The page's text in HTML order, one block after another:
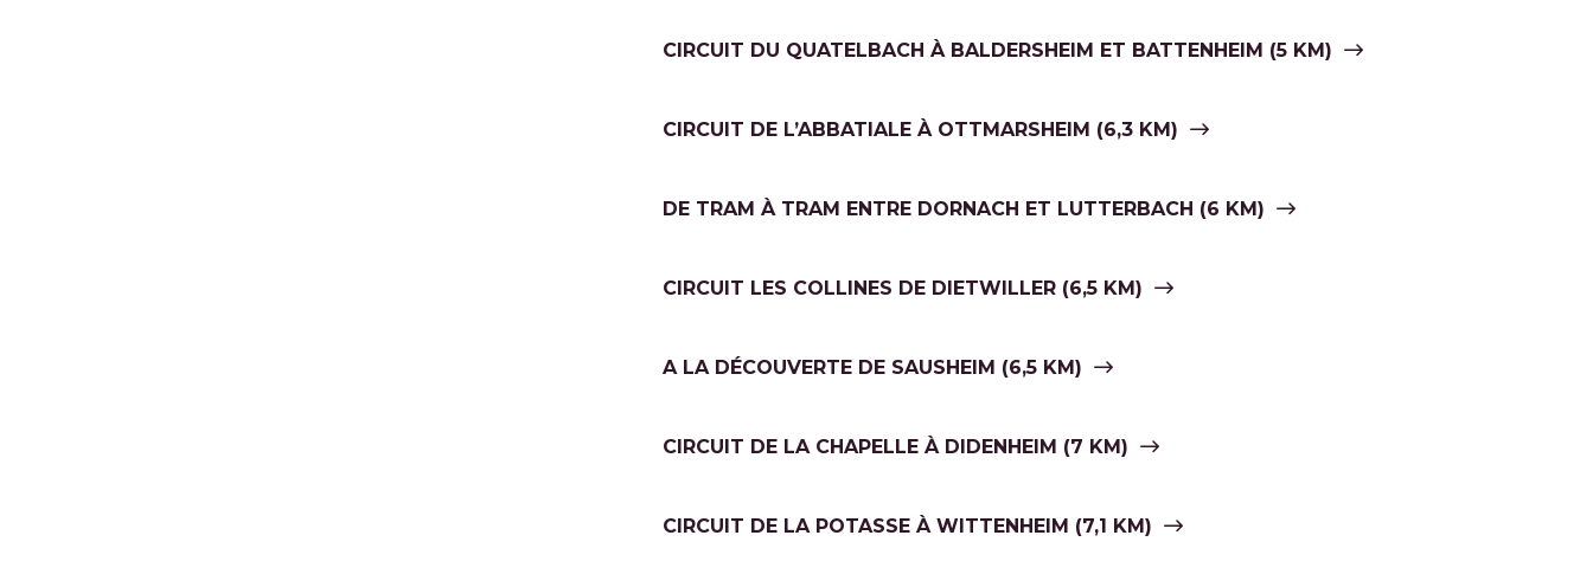
CIRCUIT DU QUATELBACH À BALDERSHEIM ET BATTENHEIM (5 KM)
CIRCUIT DE L’ABBATIALE À OTTMARSHEIM (6,3 KM)
DE TRAM À TRAM ENTRE DORNACH ET LUTTERBACH (6 KM)
CIRCUIT LES COLLINES DE DIETWILLER (6,5 KM)
A LA DÉCOUVERTE DE SAUSHEIM (6,5 KM)
CIRCUIT DE LA CHAPELLE À DIDENHEIM (7 KM)
CIRCUIT DE LA POTASSE À WITTENHEIM (7,1 KM)